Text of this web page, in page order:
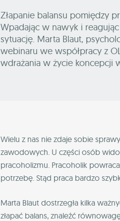
Złapanie balansu pomiędzy
Wpadając w nawyk i
sytuację. Marta Blaut,
webinaru we współpracy z
wdrażania w życie koncepcji
Wielu z nas nie zdaje sobie
zawodowych. U części osób
pracoholizmu. Pracoholik
potrzebę. Stąd praca bardzo
Marta Blaut dostrzegła kilka
złapać balans, znaleźć